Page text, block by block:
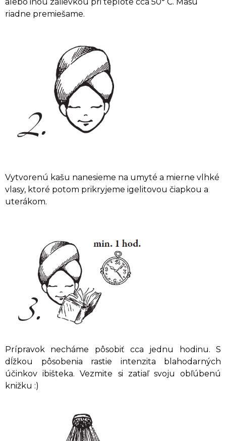
riadne premiešame.
Vytvorenú kašu nanesieme na umyté a mierne vlhké
vlasy, ktoré potom prikryjeme igelitovou čiapkou a
uterákom.
Prípravok necháme pôsobiť cca jednu hodinu. S
dĺžkou pôsobenia rastie intenzita blahodarných
účinkov ibišteka. Vezmite si zatiaľ svoju obľúbenú
knižku :)